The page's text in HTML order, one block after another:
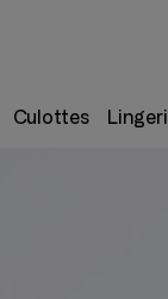
Culottes